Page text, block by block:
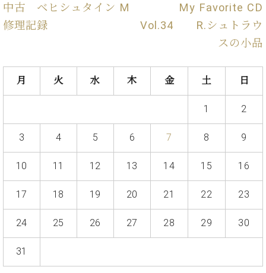
セ
問
合
せ
ー
ィ
タ
中古 ベヒシュタイン M
修理記録
My Favorite CD
Vol.34 R.シュトラウ
スの小品
月 火 水 木 金 土 日
1 2
3 4 5 6 7 8 9
10 11 12 13 14 15 16
17 18 19 20 21 22 23
24 25 26 27 28 29 30
31